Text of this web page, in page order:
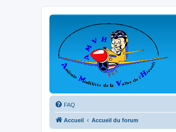
FAQ
Accueil Accueil du forum